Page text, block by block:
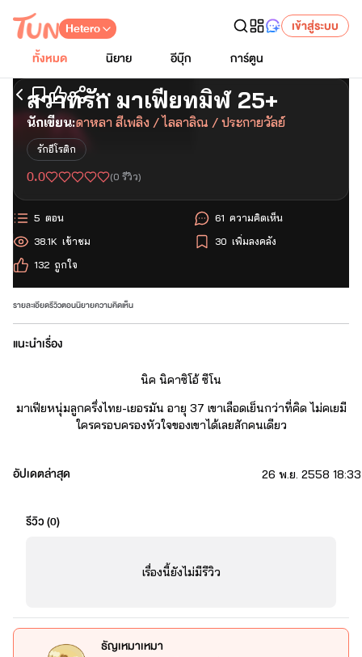
Hetero
เข้าสู่ระบบ
ทั้งหมด
นิยาย อีบุ๊ก การ์ตูน
เริ่มอ่านตอนแรก
สวาทรัก มาเฟียทมิฬ 25+
นักเขียน:ดาหลา สีเพลิง / ไลลาลิณ / ประกายวัลย์
รักอีโรติก
0.0 (0 รีวิว)
ตอน
5
เข้าชม
38.1K
ถูกใจ
132
ความคิดเห็น
61
เพิ่มลงคลัง
30
รายละเอียดรีวิวตอนนิยายความคิดเห็น
แนะนำเรื่อง
นิค นิคาซิโอ้ ซีโน
มาเฟียหนุ่มลูกครึ่งไทย-เยอรมัน อายุ 37 เขาเลือดเย็นกว่าที่คิด ไม่คเยมี
ใครครอบครองหัวใจของเขาได้เลยสักคนเดียว
เหยียบย่ำเล่น แต่แล้วเธอก็ต้องเลือกระหว่างลูกกับเขา แล้วอย่างนี้เธอ
นักธุรกิจหนุ่มจอมเพลย์บอย อายุ 32 เมาถึงขนาดลากสาวขึ้นเตียง จน
ทำให้เกิดเรื่องยุ่งยากขึ้นในชีวิต
อัปเดตล่าสุด 26 พ.ย. 2558
รีวิว (0)
เรื่องนี้ยังไม่มีรีวิว
ธัญเหมาเหมา